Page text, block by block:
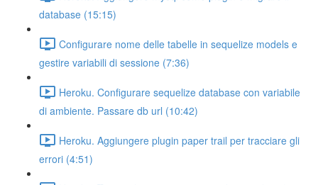
database (15:15)
Configurare nome delle tabelle in sequelize models e
gestire variabili di sessione (7:36)
Heroku. Configurare sequelize database con variabile
di ambiente. Passare db url (10:42)
Heroku. Aggiungere plugin paper trail per tracciare gli
errori (4:51)